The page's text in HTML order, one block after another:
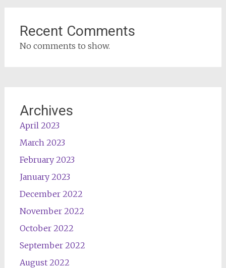
Recent Comments
No comments to show.
Archives
April 2023
March 2023
February 2023
January 2023
December 2022
November 2022
October 2022
September 2022
August 2022